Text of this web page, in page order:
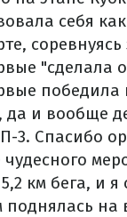
себя
соревнуясь
"сделала
победила
да и вообще
3. Спасибо
км бега, и я
поднялась